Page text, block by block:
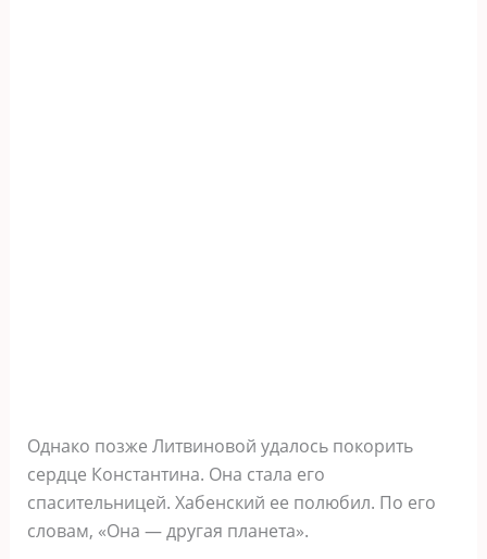
Однако позже Литвиновой удалось покорить
сердце Константина. Она стала его
спасительницей. Хабенский ее полюбил. По его
словам, «Она — другая планета».